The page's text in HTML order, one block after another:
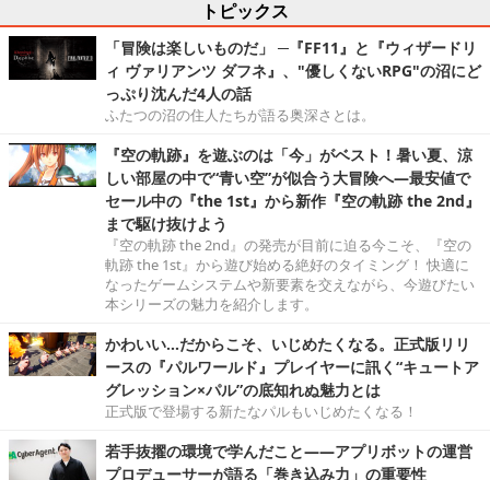
トピックス
「冒険は楽しいものだ」 ─『FF11』と『ウィザードリ
ィ ヴァリアンツ ダフネ』、"優しくないRPG"の沼にど
っぷり沈んだ4人の話
ふたつの沼の住人たちが語る奥深さとは。
『空の軌跡』を遊ぶのは「今」がベスト！暑い夏、涼
しい部屋の中で“青い空”が似合う大冒険へ―最安値で
セール中の『the 1st』から新作『空の軌跡 the 2nd』
まで駆け抜けよう
『空の軌跡 the 2nd』の発売が目前に迫る今こそ、『空の
軌跡 the 1st』から遊び始める絶好のタイミング！ 快適に
なったゲームシステムや新要素を交えながら、今遊びたい
本シリーズの魅力を紹介します。
かわいい…だからこそ、いじめたくなる。正式版リリ
ースの『パルワールド』プレイヤーに訊く“キュートア
グレッション×パル”の底知れぬ魅力とは
正式版で登場する新たなパルもいじめたくなる！
若手抜擢の環境で学んだこと――アプリボットの運営
プロデューサーが語る「巻き込み力」の重要性